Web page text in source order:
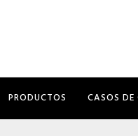
PRODUCTOS CASOS DE